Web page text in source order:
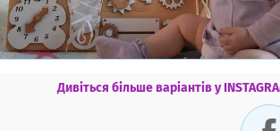
Дивіться більше варіантів у